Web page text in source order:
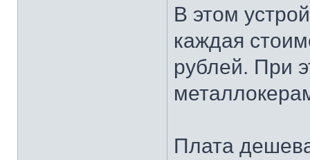
В этом
каждая
рублей. При
Плата